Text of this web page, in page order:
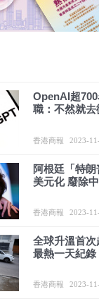
OpenAI超
職：不然就去
香港商報 2023-
阿根廷「特
美元化 廢除
香港商報 2023-
全球升溫首
最熱一天紀錄
香港商報 2023-